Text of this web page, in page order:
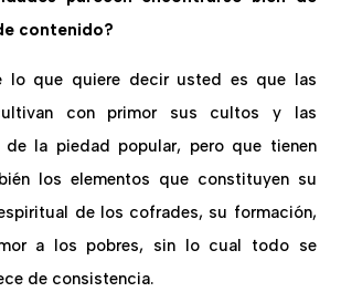
contenido?
lo que quiere decir usted es que las
con primor sus cultos y las
de la piedad popular, pero que tienen
los elementos que constituyen su
de los cofrades, su formación,
a los pobres, sin lo cual todo se
de consistencia.